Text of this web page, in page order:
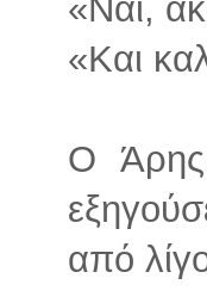
«Ναι,
«Και
Ο Άρης
από